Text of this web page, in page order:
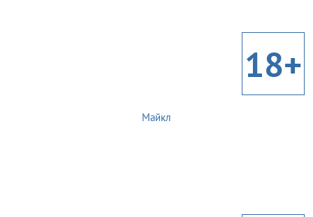
18+
Майкл